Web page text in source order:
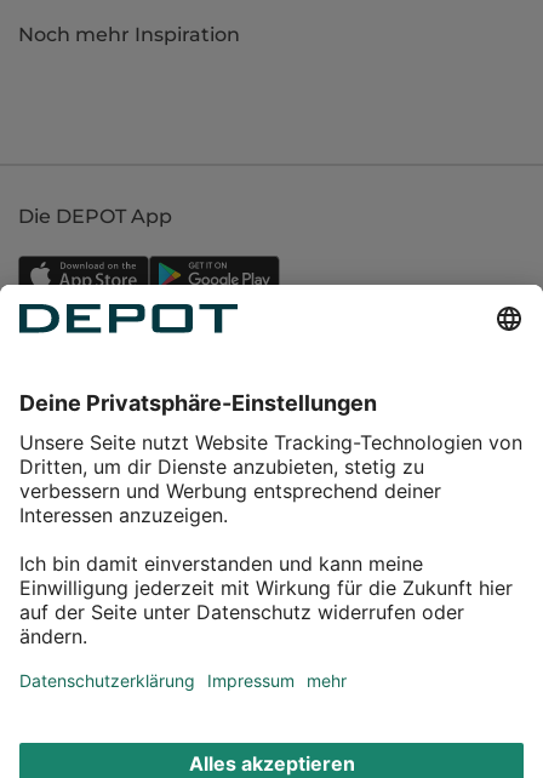
Noch mehr Inspiration
Die DEPOT App
Service
Über DEPOT
Kontakt